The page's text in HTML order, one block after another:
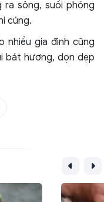
ra sông, suối phóng
cúng.
nhiều gia đình cũng
bát hương, dọn dẹp